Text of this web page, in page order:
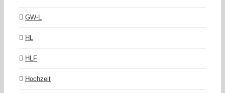
GW-L
HL
HLF
Hochzeit